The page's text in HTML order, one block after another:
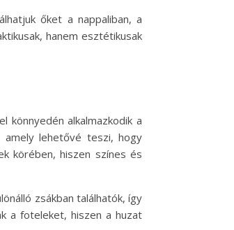
őket a nappaliban, a
hanem esztétikusak
könnyedén alkalmazkodik a
amely lehetővé teszi, hogy
körében, hiszen színes és
zsákban találhatók, így
a foteleket, hiszen a huzat